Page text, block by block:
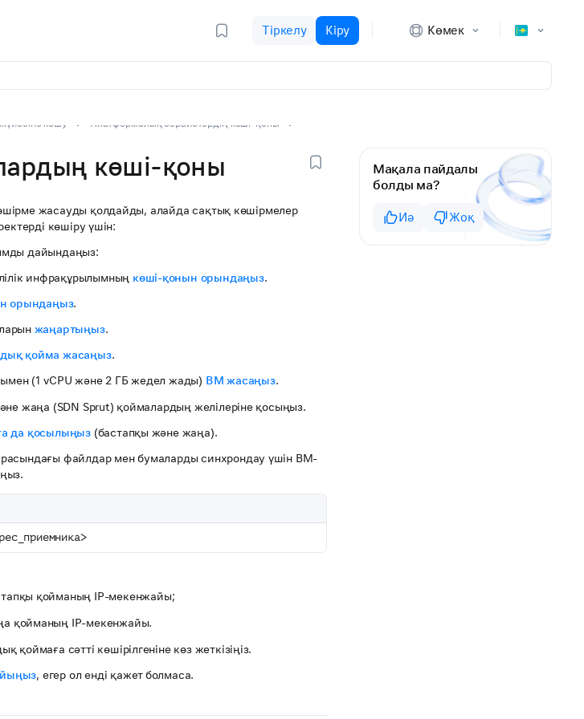
Тіркелу Кіру Көмек
көшу
Платформалық сервистердің көші-қоны
көші-қоны
жасауды қолдайды, алайда сақтық көшірмелер
көшіру үшін:
дайындаңыз:
инфрақұрылымның көші-қонын орындаңыз.
орындаңыз.
жаңартыңыз.
қойма жасаңыз.
(1 vCPU және 2 ГБ жедел жады) ВМ жасаңыз.
жаңа (SDN Sprut) қоймалардың желілеріне қосыңыз.
да қосылыңыз(бастапқы және жаңа).
файлдар мен бумаларды синхрондау үшін ВМ-
қойманың IP-мекенжайы;
қойманың IP-мекенжайы.
сәтті көшірілгеніне көз жеткізіңіз.
, егер ол енді қажет болмаса.
Мақала пайдалы
болды ма?
Иә Жоқ